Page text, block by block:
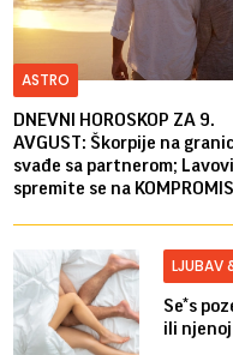
ASTRO
DNEVNI HOROSKOP ZA 9.
AVGUST: Škorpije na
svađe sa partnerom;
spremite se na
LJUBAV
Se*s
ili